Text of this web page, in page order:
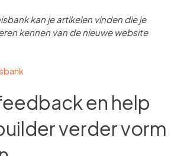
kan je artikelen vinden die je
kennen van de nieuwe website
en help
verder vorm